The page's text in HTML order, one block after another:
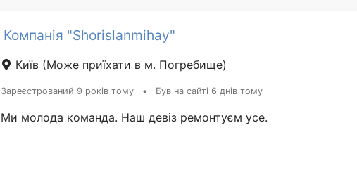
Компанія "Shorislanmihay"
Київ (Може приїхати в м. Погребище)
Зареєстрований 9 років тому • Був на сайті 6 днів тому
Ми молода команда. Наш девіз ремонтуєм усе.